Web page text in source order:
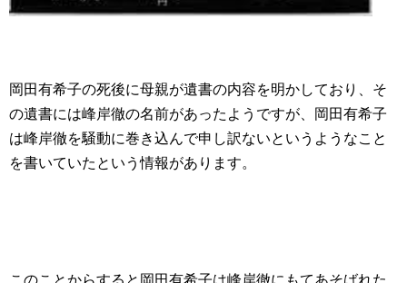
岡田有希子の死後に母親が遺書の内容を明かしており、そ
の遺書には峰岸徹の名前があったようですが、岡田有希子
は峰岸徹を騒動に巻き込んで申し訳ないというようなこと
を書いていたという情報があります。
このことからすると岡田有希子は峰岸徹にもてあそばれた